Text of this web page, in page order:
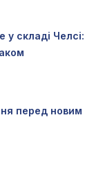
складі Челсі:
перед новим